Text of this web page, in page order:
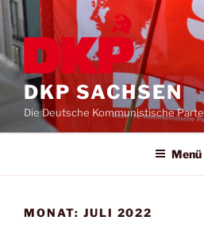
DKP SACHSEN
Die Deutsche Kommunistische
Menü
MONAT: JULI 2022